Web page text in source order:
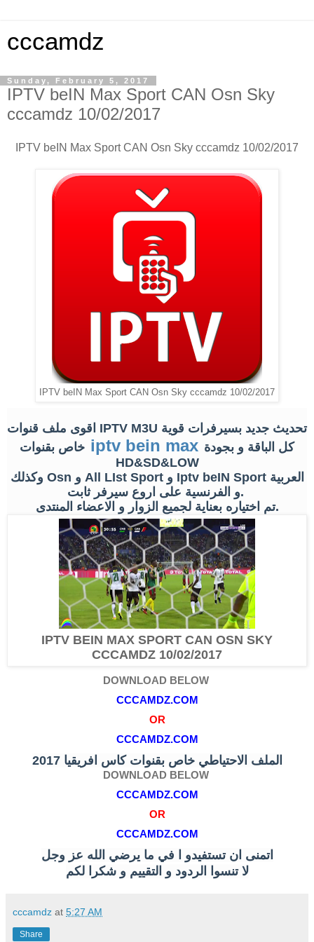
cccamdz
Sunday, February 5, 2017
IPTV beIN Max Sport CAN Osn Sky
cccamdz 10/02/2017
IPTV beIN Max Sport CAN Osn Sky cccamdz 10/02/2017
IPTV beIN Max Sport CAN Osn Sky cccamdz 10/02/2017
اقوى ملف قنوات IPTV M3U تحديث جديد بسيرفرات قوية
iptv bein max
HD&SD&LOW
وكذلك Osn و All LIst Sport و Iptv beIN Sport العربية
و الفرنسية على اروع سيرفر ثابت.
تم اختياره بعناية لجميع الزوار و الاعضاء المنتدى.
IPTV BEIN MAX SPORT CAN OSN SKY
CCCAMDZ 10/02/2017
DOWNLOAD BELOW
CCCAMDZ.COM
OR
CCCAMDZ.COM
الملف الاحتياطي خاص بقنوات كاس افريقيا 2017
DOWNLOAD BELOW
CCCAMDZ.COM
OR
CCCAMDZ.COM
اتمنى ان تستفيدو ا في ما يرضي الله عز وجل
لا تنسوا الردود و التقييم و شكرا لكم
cccamdz at 5:27 AM
Share